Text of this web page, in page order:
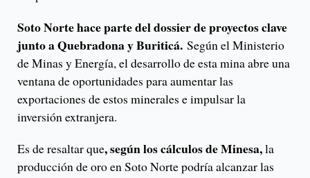
Soto Norte hace parte del dossier de proyectos clave
junto a Quebradona y Buriticá. Según el Ministerio
de Minas y Energía, el desarrollo de esta mina abre una
ventana de oportunidades para aumentar las
exportaciones de estos minerales e impulsar la
inversión extranjera.
Es de resaltar que, según los cálculos de Minesa,la
producción de oro en Soto Norte podría alcanzar las